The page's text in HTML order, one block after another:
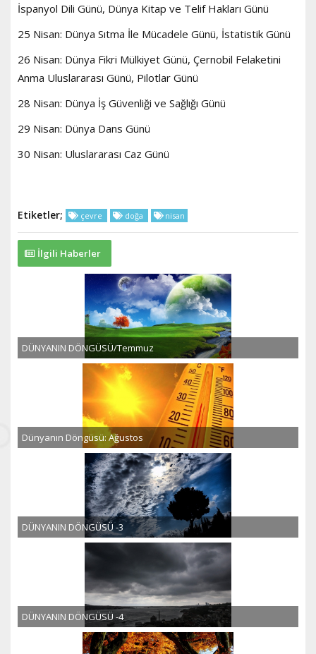
İspanyol Dili Günü, Dünya Kitap ve Telif Hakları Günü
25 Nisan: Dünya Sıtma İle Mücadele Günü, İstatistik Günü
26 Nisan: Dünya Fikri Mülkiyet Günü, Çernobil Felaketini
Anma Uluslararası Günü, Pilotlar Günü
28 Nisan: Dünya İş Güvenliği ve Sağlığı Günü
29 Nisan: Dünya Dans Günü
30 Nisan: Uluslararası Caz Günü
Etiketler; çevre doğa nisan
İlgili Haberler
DÜNYANIN DÖNGÜSÜ/Temmuz
Dünyanın Döngüsü: Ağustos
DÜNYANIN DÖNGÜSÜ -3
DÜNYANIN DÖNGÜSÜ -4